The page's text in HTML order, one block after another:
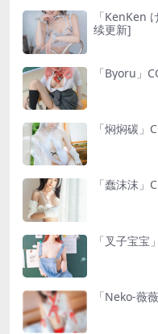
「KenKen
续更新]
「Byoru」
「焖焖碳」
「蠢沫沫」
「叉子宝宝
「Neko-薇